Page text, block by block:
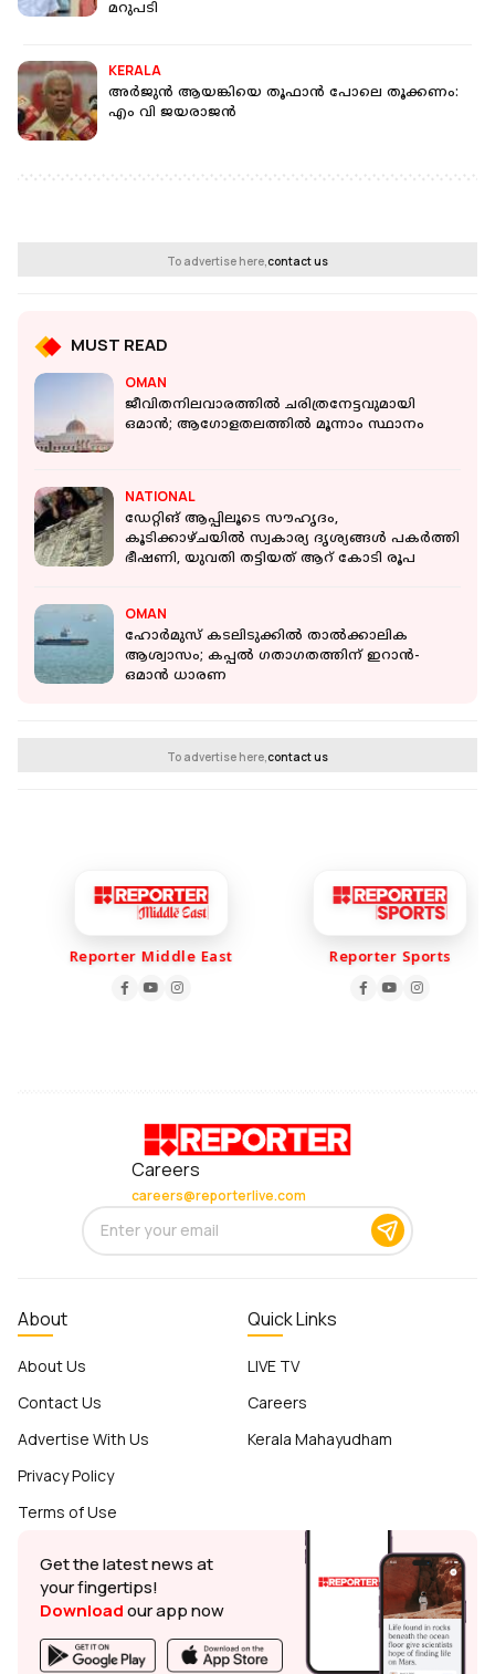
മറുപടി
KERALA
അര്‍ജുന്‍ ആയങ്കിയെ തൂഫാന്‍ പോലെ തൂക്കണം:
എം വി ജയരാജന്‍
To advertise here,contact us
MUST READ
OMAN
ജീവിതനിലവാരത്തിൽ ചരിത്രനേട്ടവുമായി
ഒമാൻ; ആഗോളതലത്തിൽ മൂന്നാം സ്ഥാനം
NATIONAL
ഡേറ്റിങ് ആപ്പിലൂടെ സൗഹൃദം,
കൂടിക്കാഴ്ചയില്‍ സ്വകാര്യ ദൃശ്യങ്ങള്‍ പകര്‍ത്തി
ഭീഷണി, യുവതി തട്ടിയത് ആറ് കോടി രൂപ
OMAN
ഹോർമുസ് കടലിടുക്കിൽ താൽക്കാലിക
ആശ്വാസം; കപ്പൽ ഗതാഗതത്തിന് ഇറാൻ-
ഒമാൻ ധാരണ
To advertise here,contact us
Reporter Middle East Reporter Sports
Careers
careers@reporterlive.com
About
About Us
Contact Us
Advertise With Us
Privacy Policy
Terms of Use
Quick Links
LIVE TV
Careers
Kerala Mahayudham
Get the latest news at
your fingertips!
Downloadour app now